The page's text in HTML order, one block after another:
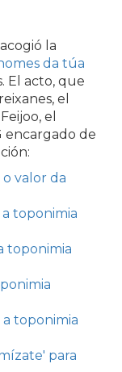
acogió la
da túa
El acto, que
el
el
encargado de
valor da
toponimia
toponimia
toponimia
para